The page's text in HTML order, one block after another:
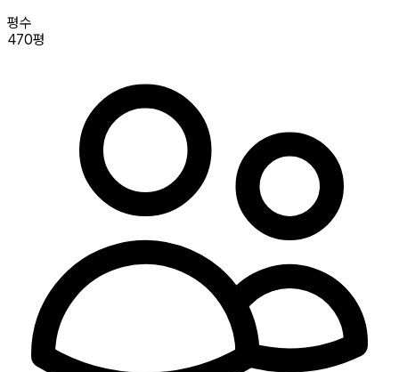
평수
470평